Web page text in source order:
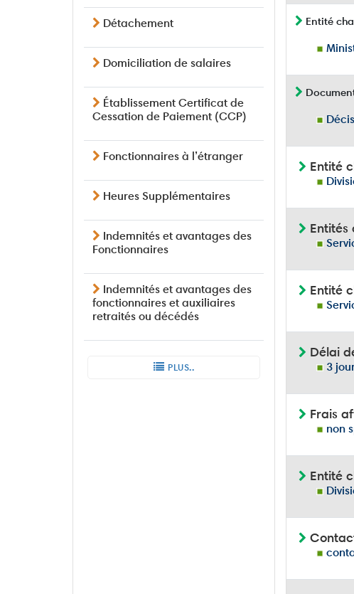
Détachement
Domiciliation de salaires
Établissement Certificat de
Cessation de Paiement (CCP)
Fonctionnaires à l’étranger
Heures Supplémentaires
Indemnités et avantages des
Fonctionnaires
Indemnités et avantages des
fonctionnaires et auxiliaires
retraités ou décédés
PLUS..
Entité
Entité
Entité
Délai
3
Frais
non
Entité